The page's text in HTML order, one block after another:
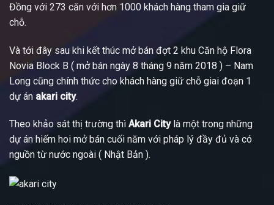
Đồng với 273 căn với hơn 1000 khách hàng tham gia giữ
chỗ.
Và tới đây sau khi kết thúc mở bán đợt 2 khu Căn hộ Flora
Novia Block B ( mở bán ngày 8 tháng 9 năm 2018 ) – Nam
Long cũng chính thức cho khách hàng giữ chỗ giai đoạn 1
dự án akari city.
Theo khảo sát thị trường thì Akari Citylà một trong những
dự án hiếm hoi mở bán cuối năm với pháp lý đầy đủ và có
nguồn từ nước ngoài ( Nhật Bản ).